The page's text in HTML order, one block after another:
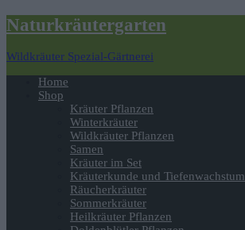
Naturkräutergarten
Wildkräuter Spezial-Gärtnerei
Navigation
umschalten
Home
Shop
Kräuter Pflanzen
Winterkräuter
Wildkräuter Pflanzen
Samen
Kräuter im Set
Kräuterkunde und Tiefenwachstum
Räucherkräuter
Sommerkräuter
Heilkräuter Pflanzen